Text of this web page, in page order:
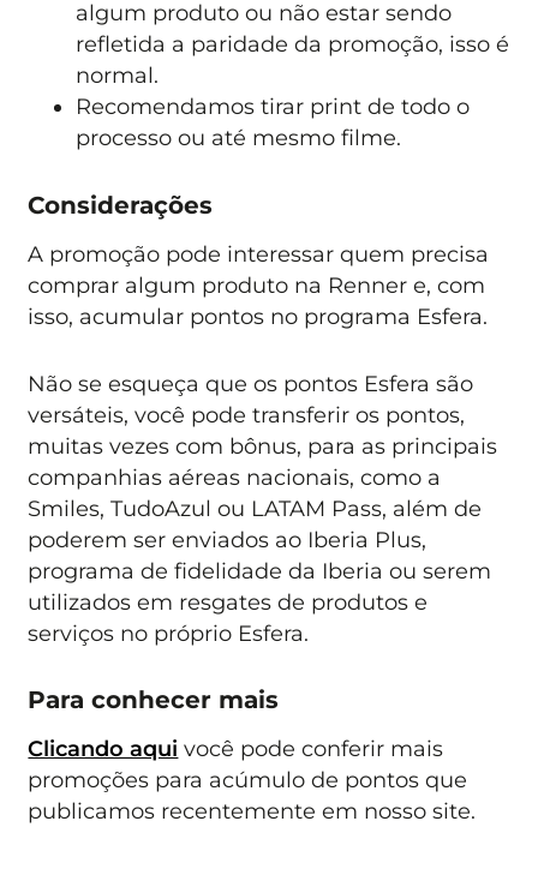
algum produto ou não estar sendo
refletida a paridade da promoção, isso é
normal.
Recomendamos tirar print de todo o
processo ou até mesmo filme.
Considerações
A promoção pode interessar quem precisa
comprar algum produto na Renner e, com
isso, acumular pontos no programa Esfera.
Não se esqueça que os pontos Esfera são
versáteis, você pode transferir os pontos,
muitas vezes com bônus, para as principais
companhias aéreas nacionais, como a
Smiles, TudoAzul ou LATAM Pass, além de
poderem ser enviados ao Iberia Plus,
programa de fidelidade da Iberia ou serem
utilizados em resgates de produtos e
serviços no próprio Esfera.
Para conhecer mais
Clicando aqui você pode conferir mais
promoções para acúmulo de pontos que
publicamos recentemente em nosso site.